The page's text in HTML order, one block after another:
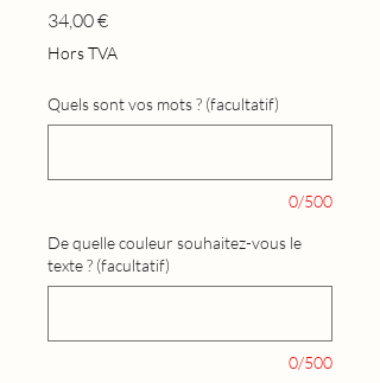
34,00 €Prix
Hors TVA
Quels sont vos mots ? (facultatif)
0/500
De quelle couleur souhaitez-vous le
texte ? (facultatif)
0/500